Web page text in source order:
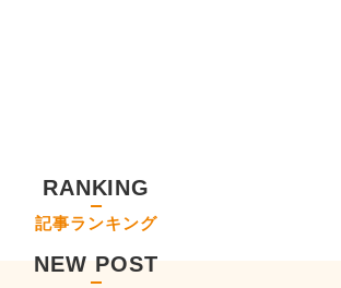
RANKING
記事ランキング
NEW POST